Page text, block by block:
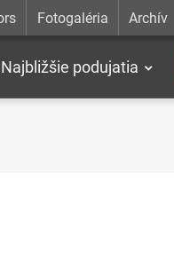
Fotogaléria Archív
Najbližšie podujatia